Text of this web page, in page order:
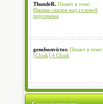
ThundeR. Пишет в теме:
Иконки скилов над головой
персонажа
genelsonvictor. Пишет в теме:
[Cloak] 4 Cloak